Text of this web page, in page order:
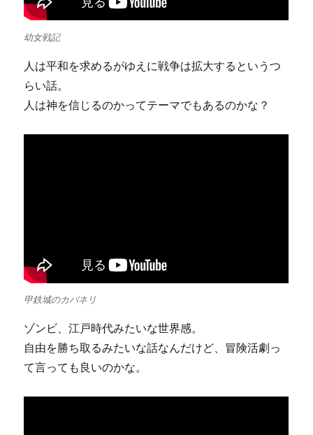
幼女戦記
人は平和を求めるがゆえに戦争は拡大するというつ
らい話。
人は神を信じるのかってテーマでもあるのかな？
甲鉄城のカバネリ
ゾンビ、江戸時代みたいな世界感。
自由を勝ち取るみたいな話なんだけど、冒険活劇っ
て言っても良いのかな。